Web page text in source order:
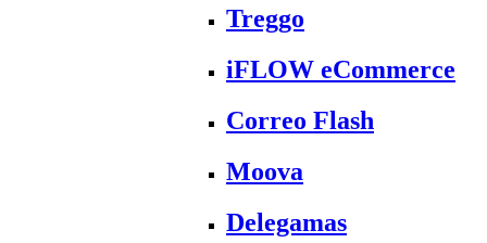
Treggo
iFLOW eCommerce
Correo Flash
Moova
Delegamas